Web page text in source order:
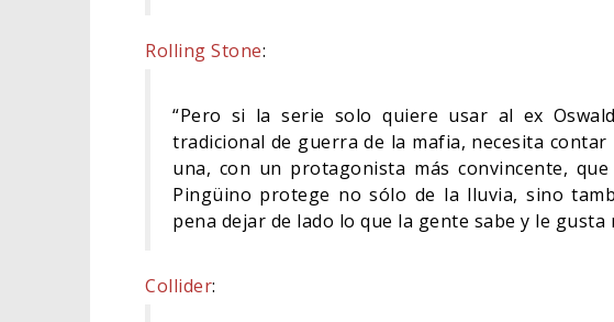
Rolling Stone:
“Pero si la serie solo quiere usar al ex
tradicional de guerra de la mafia, necesita
una, con un protagonista más convincente,
Pingüino protege no sólo de la lluvia, sino
pena dejar de lado lo que la gente sabe y le gusta
Collider: